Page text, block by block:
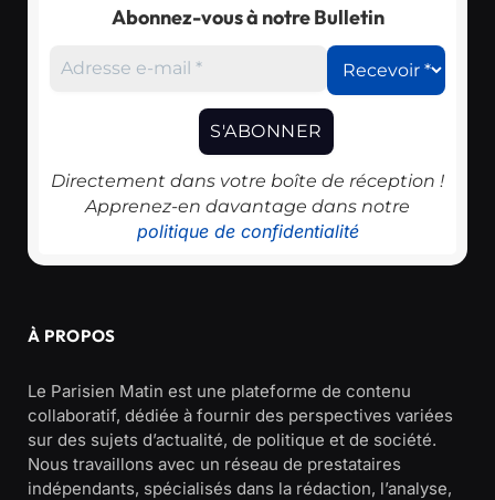
Abonnez-vous à notre Bulletin
Directement dans votre boîte de réception !
Apprenez-en davantage dans notre
politique de confidentialité
À PROPOS
Le Parisien Matin est une plateforme de contenu
collaboratif, dédiée à fournir des perspectives variées
sur des sujets d’actualité, de politique et de société.
Nous travaillons avec un réseau de prestataires
indépendants, spécialisés dans la rédaction, l’analyse,